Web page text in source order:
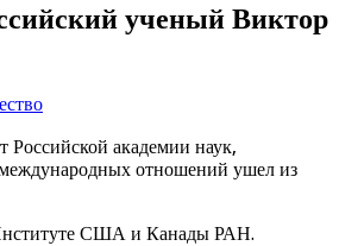
ученый Виктор
Российской академии наук,
отношений ушел из
США и Канады РАН.